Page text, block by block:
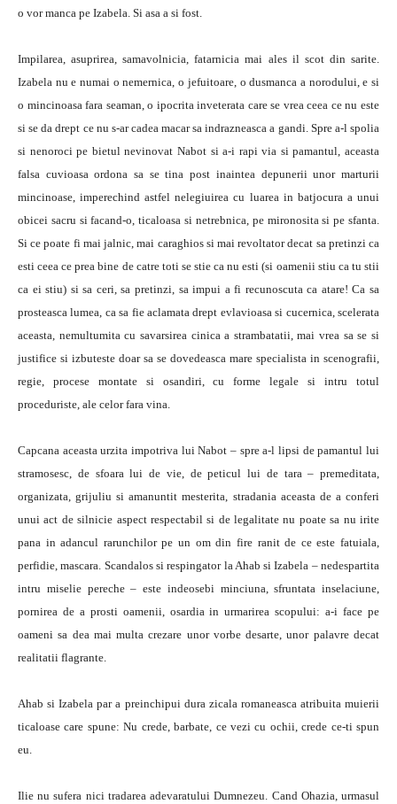
o vor manca pe Izabela. Si asa a si fost.
Impilarea, asuprirea, samavolnicia, fatarnicia mai ales il scot din sarite.
Izabela nu e numai o nemernica, o jefuitoare, o dusmanca a norodului, e si
o mincinoasa fara seaman, o ipocrita inveterata care se vrea ceea ce nu este
si se da drept ce nu s-ar cadea macar sa indrazneasca a gandi. Spre a-l spolia
si nenoroci pe bietul nevinovat Nabot si a-i rapi via si pamantul, aceasta
falsa cuvioasa ordona sa se tina post inaintea depunerii unor marturii
mincinoase, imperechind astfel nelegiuirea cu luarea in batjocura a unui
obicei sacru si facand-o, ticaloasa si netrebnica, pe mironosita si pe sfanta.
Si ce poate fi mai jalnic, mai caraghios si mai revoltator decat sa pretinzi ca
esti ceea ce prea bine de catre toti se stie ca nu esti (si oamenii stiu ca tu stii
ca ei stiu) si sa ceri, sa pretinzi, sa impui a fi recunoscuta ca atare! Ca sa
prosteasca lumea, ca sa fie aclamata drept evlavioasa si cucernica, scelerata
aceasta, nemultumita cu savarsirea cinica a strambatatii, mai vrea sa se si
justifice si izbuteste doar sa se dovedeasca mare specialista in scenografii,
regie, procese montate si osandiri, cu forme legale si intru totul
proceduriste, ale celor fara vina.
Capcana aceasta urzita impotriva lui Nabot – spre a-l lipsi de pamantul lui
stramosesc, de sfoara lui de vie, de peticul lui de tara – premeditata,
organizata, grijuliu si amanuntit mesterita, stradania aceasta de a conferi
unui act de silnicie aspect respectabil si de legalitate nu poate sa nu irite
pana in adancul rarunchilor pe un om din fire ranit de ce este fatuiala,
perfidie, mascara. Scandalos si respingator la Ahab si Izabela – nedespartita
intru miselie pereche – este indeosebi minciuna, sfruntata inselaciune,
pornirea de a prosti oamenii, osardia in urmarirea scopului: a-i face pe
oameni sa dea mai multa crezare unor vorbe desarte, unor palavre decat
realitatii flagrante.
Ahab si Izabela par a preinchipui dura zicala romaneasca atribuita muierii
ticaloase care spune: Nu crede, barbate, ce vezi cu ochii, crede ce-ti spun
eu.
Ilie nu sufera nici tradarea adevaratului Dumnezeu. Cand Ohazia, urmasul